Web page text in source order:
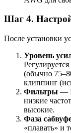
Шаг 4.
После установки
Уровень
(обычно
клиппинг
Фильтры —
низкие
высокие.
Фаза
«плавать» и